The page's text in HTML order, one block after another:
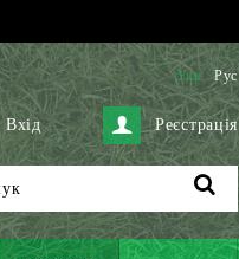
Укр Рус
Вхід Реєстрація